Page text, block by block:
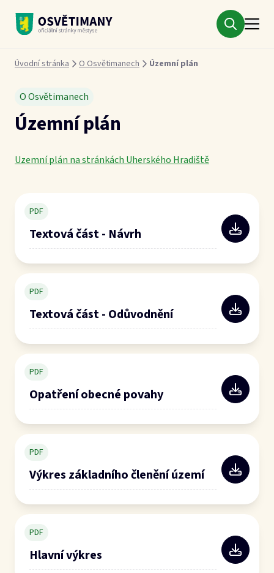
Drobečková navigace
Úvodní stránka O Osvětimanech Územní plán
O Osvětimanech
Územní plán
Uzemní plán na stránkách Uherského Hradiště
PDF
Textová část - Návrh
PDF
Textová část - Odůvodnění
PDF
Opatření obecné povahy
PDF
Výkres základního členění území
PDF
Hlavní výkres